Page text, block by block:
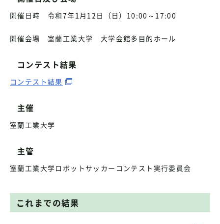
開催日時 令和7年1月12日（日）10:00～17:00
開催会場 室蘭工業大学 大学会館多目的ホール
コンテスト結果
コンテスト結果
主催
室蘭工業大学
主管
室蘭工業大学ロボットサッカーコンテスト実行委員会
これまでの結果